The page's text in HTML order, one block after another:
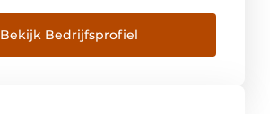
Bekijk Bedrijfsprofiel